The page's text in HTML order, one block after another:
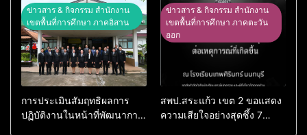
74 ปีการศึกษา 2569
ข่าวสาร & กิจกรรม สำนักงาน
เขตพื้นที่การศึกษา ภาคอิสาน
การประเมินสัมฤทธิผลการ
ปฏิบัติงานในหน้าที่พัฒนาการ
ข่าวสาร & กิจกรรม สำนักงาน
เขตพื้นที่การศึกษา ภาคตะวัน
ออก
สพป.สระแก้ว เขต 2 ขอแสดง
ความเสียใจอย่างสุดซึ้ง 7